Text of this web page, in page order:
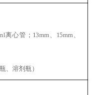
离心管； 13mm、 15mm、
、溶剂瓶）